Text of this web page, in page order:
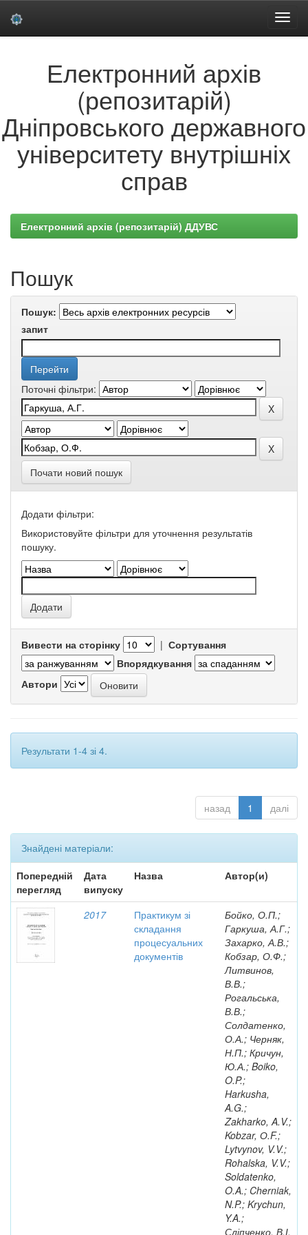
Електронний архів
(репозитарій)
Дніпровського державного
університету внутрішніх
справ
Електронний архів (репозитарій) ДДУВС
Пошук
Пошук:
запит
Поточні фільтри:
Почати новий пошук
Додати фільтри:
Використовуйте фільтри для уточнення результатів
пошуку.
Вивести на сторінку | Сортування
Впорядкування
Автори
Результати 1-4 зі 4.
назад 1 далі
Знайдені матеріали:
Попередній
перегляд
Дата
випуску
Назва Автор(и)
2017
Практикум зі
складання
процесуальних
документів
Бойко, О.П.;
Гаркуша, А.Г.;
Захарко, А.В.;
Кобзар, О.Ф.;
Литвинов,
В.В.;
Рогальська,
В.В.;
Солдатенко,
О.А.; Черняк,
Н.П.; Кричун,
Ю.А.; Boiko,
O.P.;
Harkusha,
A.G.;
Zakharko, A.V.;
Kobzar, О.F.;
Lytvynov, V.V.;
Rohalska, V.V.;
Soldatenko,
O.A.; Cherniak,
N.P.; Krychun,
Y.A.;
Сліпченко, В.І.